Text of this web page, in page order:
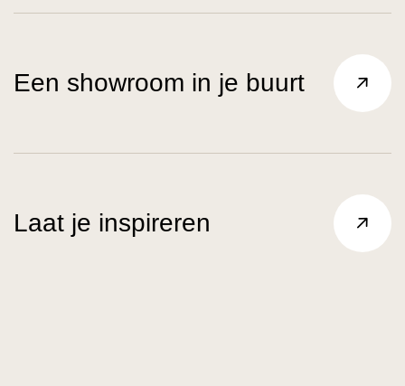
Een showroom in je buurt
Laat je inspireren